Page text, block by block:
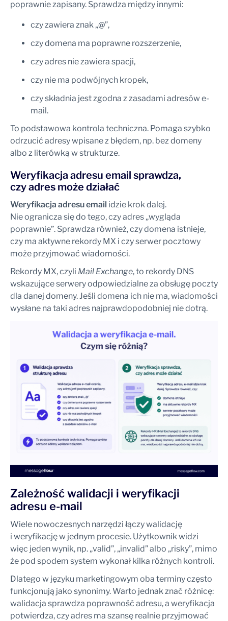
poprawnie zapisany. Sprawdza między innymi:
czy zawiera znak „@”,
czy domena ma poprawne rozszerzenie,
czy adres nie zawiera spacji,
czy nie ma podwójnych kropek,
czy składnia jest zgodna z zasadami adresów e-
mail.
To podstawowa kontrola techniczna. Pomaga szybko
odrzucić adresy wpisane z błędem, np. bez domeny
albo z literówką w strukturze.
Weryfikacja adresu email sprawdza,
czy adres może działać
Weryfikacja adresu email idzie krok dalej.
Nie ogranicza się do tego, czy adres „wygląda
poprawnie”. Sprawdza również, czy domena istnieje,
czy ma aktywne rekordy MX i czy serwer pocztowy
może przyjmować wiadomości.
Rekordy MX, czyli Mail Exchange, to rekordy DNS
wskazujące serwery odpowiedzialne za obsługę poczty
dla danej domeny. Jeśli domena ich nie ma, wiadomości
wysłane na taki adres najprawdopodobniej nie dotrą.
Zależność walidacji i weryfikacji
adresu e-mail
Wiele nowoczesnych narzędzi łączy walidację
i weryfikację w jednym procesie. Użytkownik widzi
więc jeden wynik, np. „valid”, „invalid” albo „risky”, mimo
że pod spodem system wykonał kilka różnych kontroli.
Dlatego w języku marketingowym oba terminy często
funkcjonują jako synonimy. Warto jednak znać różnicę:
walidacja sprawdza poprawność adresu, a weryfikacja
potwierdza, czy adres ma szansę realnie przyjmować